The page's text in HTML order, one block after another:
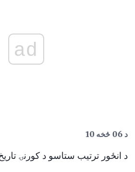
ad
د 06 څخه 10
د انځور ترتیب ستاسو د کورنۍ